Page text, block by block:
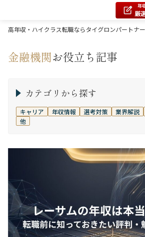
年
厳
高年収・ハイクラス転職ならタイグロンパートナ
金融機関お役立ち記事
カテゴリから探す
キャリア 年収情報 選考対策 業界解説
他